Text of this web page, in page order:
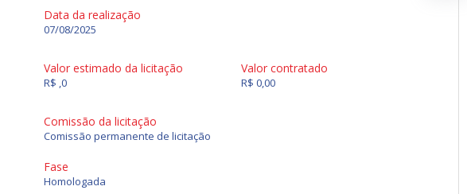
Data da realização
07/08/2025
Valor estimado da licitação
R$ ,0
Valor contratado
R$ 0,00
Comissão da licitação
Comissão permanente de licitação
Fase
Homologada